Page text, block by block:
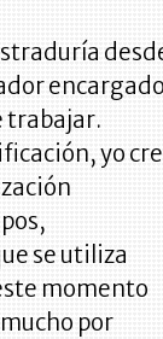
encargado
trabajar.
yo
se utiliza
momento
por